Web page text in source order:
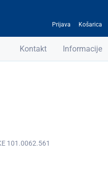
Prijava Košarica
Kontakt Informacije
101.0062.561